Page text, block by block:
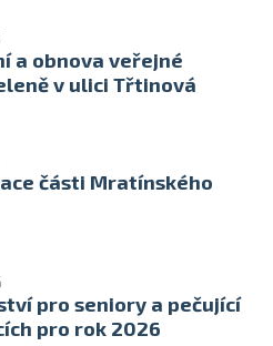
a obnova veřejné
v ulici Třtinová
části Mratínského
pro seniory a pečující
pro rok 2026